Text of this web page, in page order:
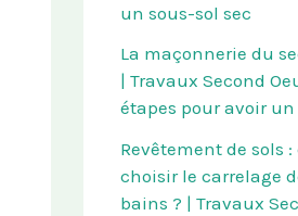
un sous-sol sec
La maçonnerie du
| Travaux Second
étapes pour avoir un
Revêtement de sols
choisir le carrelage
bains ? | Travaux